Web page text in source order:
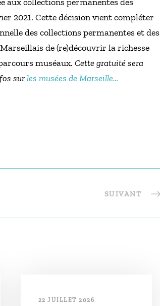
2021. Cette décision vient compléter
des collections permanentes et des
de (re)découvrir la richesse
muséaux. Cette gratuité sera
surles musées de Marseille…
SUIVANT
22 JUILLET 2026